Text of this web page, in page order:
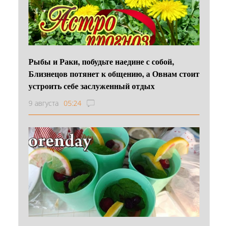
Рыбы и Раки, побудьте наедине с собой,
Близнецов потянет к общению, а Овнам стоит
устроить себе заслуженный отдых
9 августа 05:24